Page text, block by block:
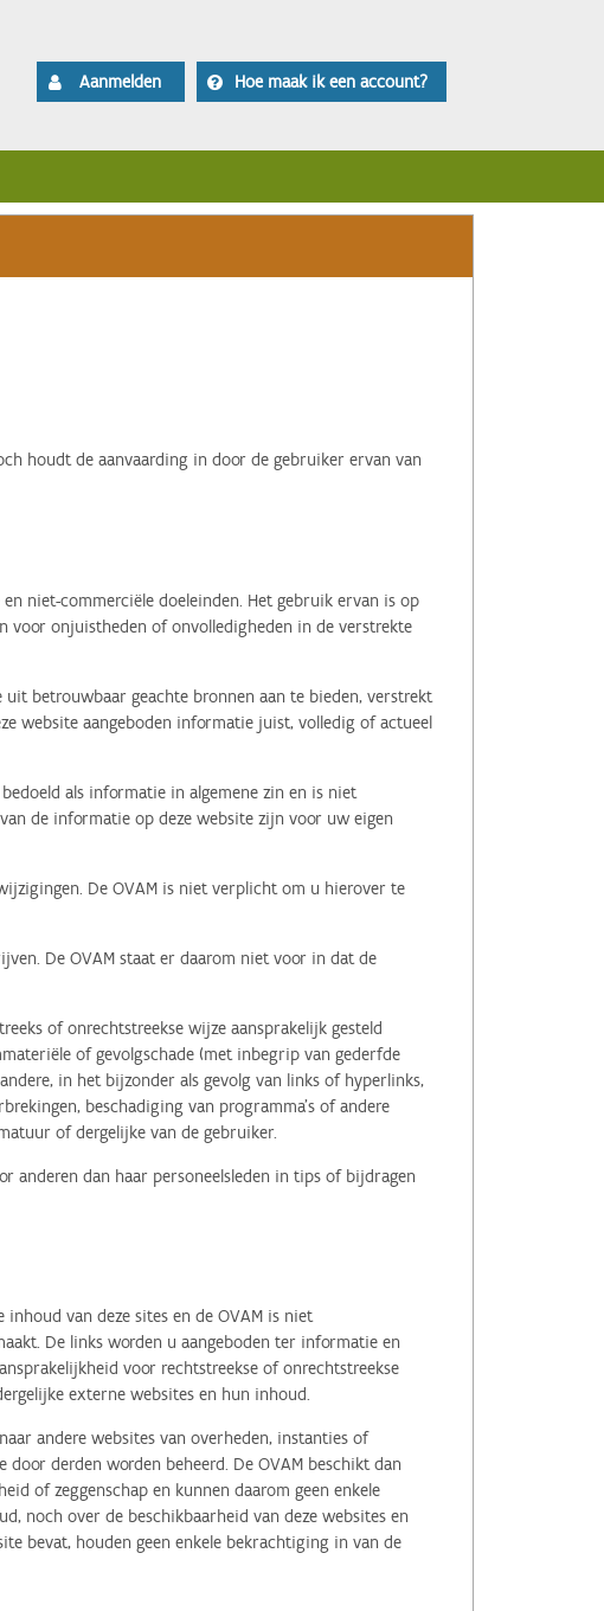
Aanmelden Hoe maak ik een account?
houdt de aanvaarding in door de gebruiker ervan van
niet-commerciële doeleinden. Het gebruik ervan is op
voor onjuistheden of onvolledigheden in de verstrekte
betrouwbaar geachte bronnen aan te bieden, verstrekt
website aangeboden informatie juist, volledig of actueel
als informatie in algemene zin en is niet
de informatie op deze website zijn voor uw eigen
De OVAM is niet verplicht om u hierover te
De OVAM staat er daarom niet voor in dat de
of onrechtstreekse wijze aansprakelijk gesteld
of gevolgschade (met inbegrip van gederfde
in het bijzonder als gevolg van links of hyperlinks,
beschadiging van programma's of andere
of dergelijke van de gebruiker.
anderen dan haar personeelsleden in tips of bijdragen
van deze sites en de OVAM is niet
De links worden u aangeboden ter informatie en
voor rechtstreekse of onrechtstreekse
externe websites en hun inhoud.
andere websites van overheden, instanties of
derden worden beheerd. De OVAM beschikt dan
of zeggenschap en kunnen daarom geen enkele
noch over de beschikbaarheid van deze websites en
bevat, houden geen enkele bekrachtiging in van de